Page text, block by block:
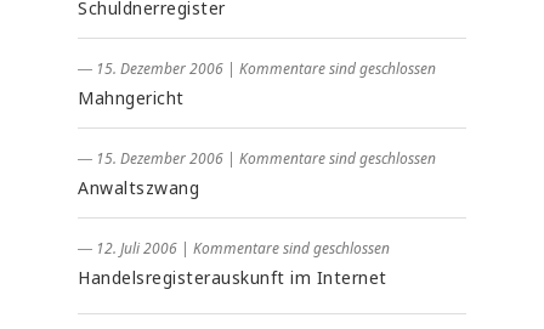
Schuldnerregister
― 15. Dezember 2006 | Kommentare sind geschlossen
Mahngericht
― 15. Dezember 2006 | Kommentare sind geschlossen
Anwaltszwang
― 12. Juli 2006 | Kommentare sind geschlossen
Handelsregisterauskunft im Internet